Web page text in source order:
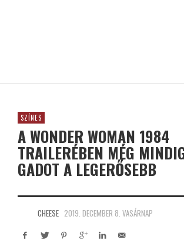
SZÍNES
A WONDER WOMAN 1984
TRAILERÉBEN MÉG
GADOT A LEGERŐSEBB
CHEESE 2019. DECEMBER 8. VASÁRNAP